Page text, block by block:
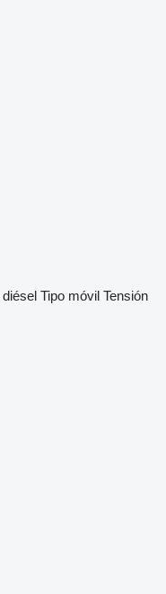
diésel Tipo móvil Tensión